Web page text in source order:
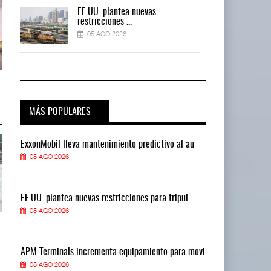
ExxonMobil lleva mantenimiento
05 AGO 2026
04 AGO 2026
ExxonMobil lleva mantenimiento
04 AGO 2026
EE.UU. plantea nuevas
restricciones ...
05 AGO 2026
MÁS POPULARES
ExxonMobil lleva mantenimiento predictivo al au
05 AGO 2026
EE.UU. plantea nuevas restricciones para tripul
05 AGO 2026
APM Terminals incrementa equipamiento para movi
05 AGO 2026